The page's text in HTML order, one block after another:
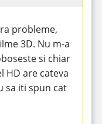
probleme,
3D. Nu m-a
si chiar
HD are cateva
sa iti spun cat